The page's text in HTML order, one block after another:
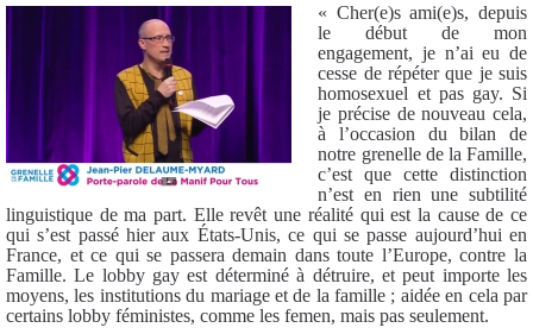
« Cher(e)s ami(e)s, depuis
le début de mon
engagement, je n’ai eu de
cesse de répéter que je suis
homosexuel et pas gay. Si
je précise de nouveau cela,
à l’occasion du bilan de
notre grenelle de la Famille,
c’est que cette distinction
n’est en rien une subtilité
linguistique de ma part. Elle revêt une réalité qui est la cause de ce
qui s’est passé hier aux États-Unis, ce qui se passe aujourd’hui en
France, et ce qui se passera demain dans toute l’Europe, contre la
Famille. Le lobby gay est déterminé à détruire, et peut importe les
moyens, les institutions du mariage et de la famille ; aidée en cela par
certains lobby féministes, comme les femen, mais pas seulement.